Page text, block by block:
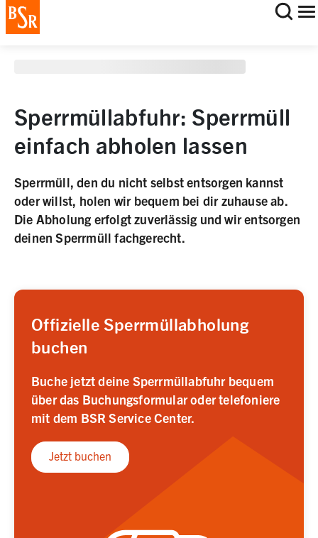
staging deployment test
Sperrmüllabfuhr: Sperrmüll
einfach abholen lassen
Sperrmüll, den du nicht selbst entsorgen kannst
oder willst, holen wir bequem bei dir zuhause ab.
Die Abholung erfolgt zuverlässig und wir entsorgen
deinen Sperrmüll fachgerecht.
Offizielle Sperrmüllabholung
buchen
Buche jetzt deine Sperrmüllabfuhr bequem
über das Buchungsformular oder telefoniere
mit dem BSR Service Center.
Jetzt buchen